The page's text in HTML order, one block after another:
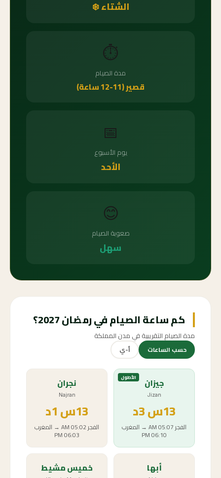
الشتاء ❄️
⏱️
مدة الصيام
قصير (11-12 ساعة)
📅
يوم الأسبوع
الأحد
😊
صعوبة الصيام
سهل
كم ساعة الصيام في رمضان 2027؟
مدة الصيام التقريبية في مدن المملكة
حسب الساعات أ-ي
الأطول جيزان
Jizan
13س
الفجر05:07 AM
→ المغرب
06:10 PM
نجران
Najran
13س
الفجر05:02 AM
→ المغرب
06:03 PM
أبها خميس مشيط